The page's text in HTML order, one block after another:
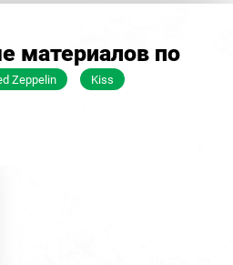
материалов по
Zeppelin Kiss